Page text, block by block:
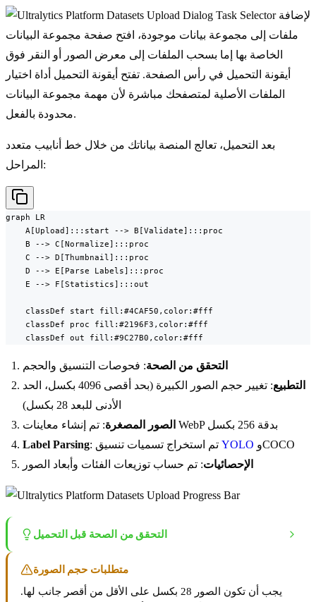
لإضافة
ملفات إلى مجموعة بيانات موجودة، افتح صفحة مجموعة البيانات
الخاصة بها إما بسحب الملفات إلى معرض الصور أو النقر فوق
أيقونة التحميل في رأس الصفحة. تفتح أيقونة التحميل أداة اختيار
الملفات الأصلية لمتصفحك مباشرة لأن مهمة مجموعة البيانات
محدودة بالفعل.
بعد التحميل، تعالج المنصة بياناتك من خلال خط أنابيب متعدد
المراحل:
graph LR
    A[Upload]:::start --> B[Validate]:::proc
    B --> C[Normalize]:::proc
    C --> D[Thumbnail]:::proc
    D --> E[Parse Labels]:::proc
    E --> F[Statistics]:::out
    classDef start fill:#4CAF50,color:#fff
    classDef proc fill:#2196F3,color:#fff
    classDef out fill:#9C27B0,color:#fff
التحقق من الصحة: فحوصات التنسيق والحجم
التطبيع
: تغيير حجم الصور الكبيرة (بحد أقصى 4096 بكسل، الحد
الأدنى للبعد 28 بكسل)
الصور المصغرة
: تم إنشاء معاينات WebP بدقة 256 بكسل
Label Parsing
YOLO
وCOCO
الإحصائيات: تم حساب توزيعات الفئات وأبعاد الصور
التحقق من الصحة قبل التحميل
متطلبات حجم الصورة
يجب أن تكون الصور 28 بكسل على الأقل من أقصر جانب لها.